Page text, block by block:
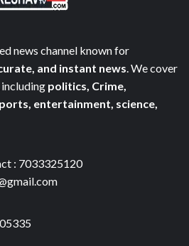
news channel known for
and instant news. We cover
including politics, Crime,
entertainment, science,
: 7033325120